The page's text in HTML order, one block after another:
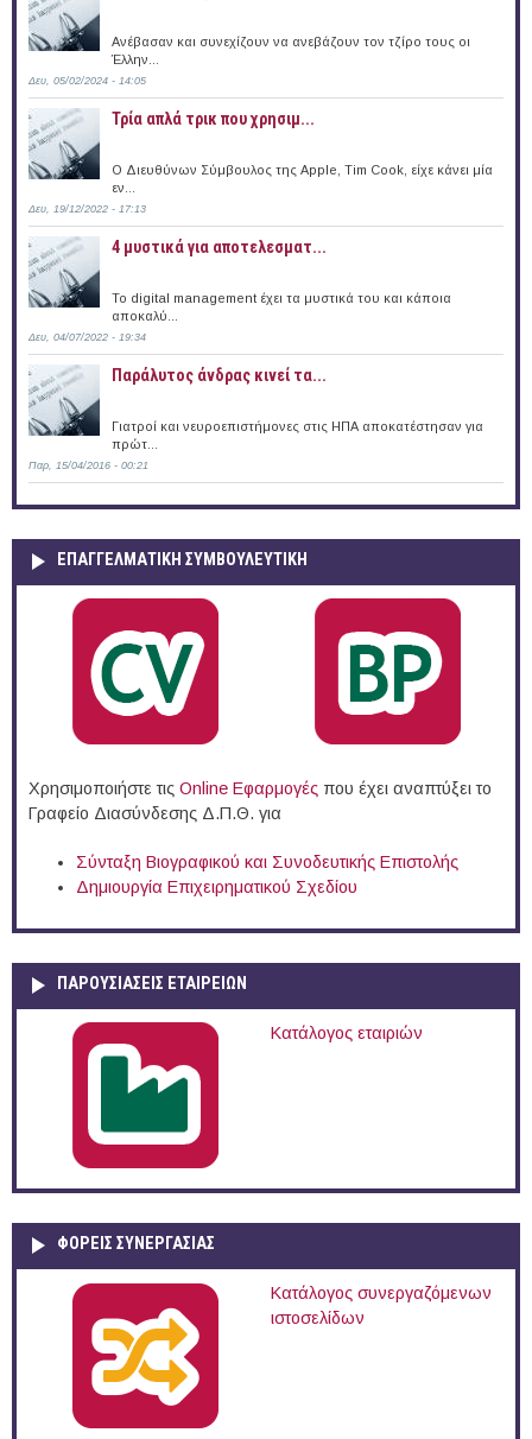
Ανέβασαν και συνεχίζουν να ανεβάζουν τον τζίρο τους οι
Έλλην...
Δευ, 05/02/2024 - 14:05
Τρία απλά τρικ που χρησιμ...
Ο Διευθύνων Σύμβουλος της Apple, Tim Cook, είχε κάνει μία
εν...
Δευ, 19/12/2022 - 17:13
4 μυστικά για αποτελεσματ...
Το digital management έχει τα μυστικά του και κάποια
αποκαλύ...
Δευ, 04/07/2022 - 19:34
Παράλυτος άνδρας κινεί τα...
Γιατροί και νευροεπιστήμονες στις ΗΠΑ αποκατέστησαν για
πρώτ...
Παρ, 15/04/2016 - 00:21
ΕΠΑΓΓΕΛΜΑΤΙΚΉ ΣΥΜΒΟΥΛΕΥΤΙΚΉ
Χρησιμοποιήστε τις Online Eφαρμογές που έχει αναπτύξει το
Γραφείο Διασύνδεσης Δ.Π.Θ. για
Σύνταξη Βιογραφικού και Συνοδευτικής Επιστολής
Δημιουργία Επιχειρηματικού Σχεδίου
ΠΑΡΟΥΣΙΆΣΕΙΣ ΕΤΑΙΡΕΙΏΝ
Κατάλογος εταιριών
ΦΟΡΕΙΣ ΣΥΝΕΡΓΑΣΙΑΣ
Κατάλογος συνεργαζόμενων
ιστοσελίδων